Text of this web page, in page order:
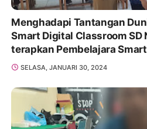
Menghadapi Tantangan
Smart Digital Classroom SD
terapkan Pembelajara
SELASA, JANUARI 30, 2024